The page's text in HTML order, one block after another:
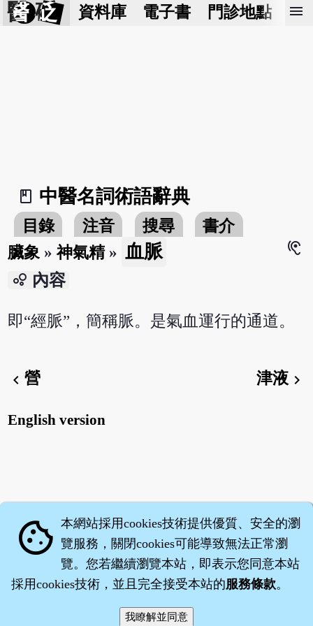
醫 砭 資料庫 電子書 門診地點 預
menu
book_2
中醫名詞術語辭典
目錄 注音 搜尋
書介
臟象 »神氣精» 血脈
hearing
bubble_chart 內容
即“經脈”，簡稱脈。是氣血運行的通道。
chevron_left營 津液chevron_right
English version
‧沈藥子©2008～2026
cookie 本網站採用cookies技術提供優質、安全的瀏
覽服務，關閉cookies可能導致無法正常瀏
覽。您若繼續瀏覽本站，即表示您同意本站
採用cookies技術，並且完全接受本站的服務條款。